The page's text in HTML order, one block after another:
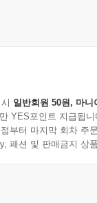
간의 욕망에 대
길들이기와는 다
하기 위해서는
는 그의 건달기도
일반회원 50원, 마니
YES포인트 지급됩니
부터 마지막 회차 주
패션 및 판매금지 상